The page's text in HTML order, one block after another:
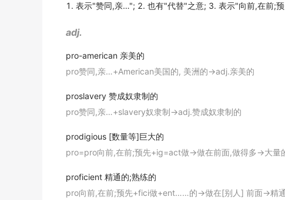
最近几十年, 在美国所见到的各种宗教信仰仍继续激增.
In leukemia , however, these lymphocytes
在白血病时这些淋巴细胞异常增殖.
Schwann cells proliferate and the axis cylinder
期刊摘选
蒸煮液中的OHSH渗透和扩散到料片中去.
期刊摘选
1. 表示"赞同,亲…"; 2. 也有"代替"之意; 3. 表示"向前,在前;
adj.
pro-american 亲美的
pro赞同,亲…+American美国的, 美洲的→adj.亲美的
proslavery 赞成奴隶制的
pro赞同,亲…+slavery奴隶制→adj.赞成奴隶制的
prodigious [数量等]巨大的
pro=pro向前,在前;预先+ig=act做→做在前面,做得多→大量
proficient 精通的;熟练的
pro向前,在前;预先+fici做+ent……的→做在[别人] 前面→精通